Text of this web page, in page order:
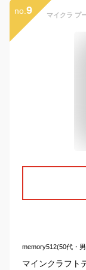
no. 9
memory512(50代・
マインクラフト